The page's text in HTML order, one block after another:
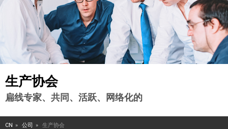
生产协会
扁线专家、共同、活跃、网络化的
CN 公司 生产协会